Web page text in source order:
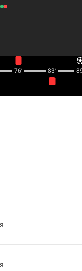
76‎’‎ 83‎’‎